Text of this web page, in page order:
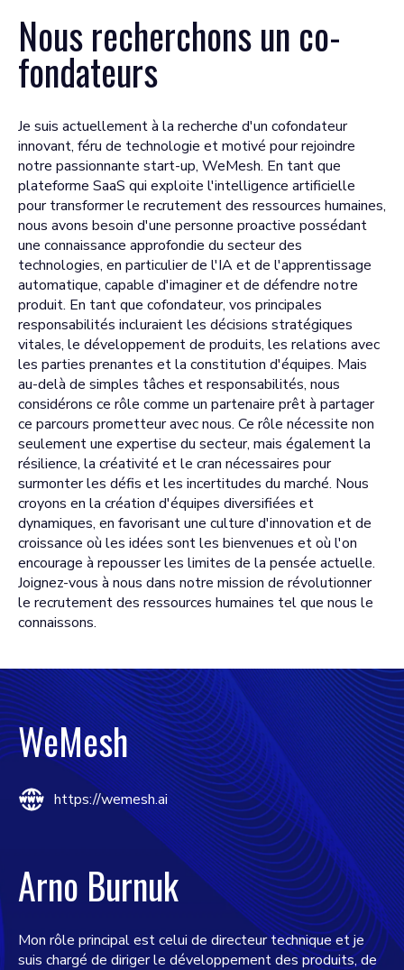
Nous recherchons un co-
fondateurs
Je suis actuellement à la recherche d'un cofondateur
innovant, féru de technologie et motivé pour rejoindre
notre passionnante start-up, WeMesh. En tant que
plateforme SaaS qui exploite l'intelligence artificielle
pour transformer le recrutement des ressources humaines,
nous avons besoin d'une personne proactive possédant
une connaissance approfondie du secteur des
technologies, en particulier de l'IA et de l'apprentissage
automatique, capable d'imaginer et de défendre notre
produit. En tant que cofondateur, vos principales
responsabilités incluraient les décisions stratégiques
vitales, le développement de produits, les relations avec
les parties prenantes et la constitution d'équipes. Mais
au-delà de simples tâches et responsabilités, nous
considérons ce rôle comme un partenaire prêt à partager
ce parcours prometteur avec nous. Ce rôle nécessite non
seulement une expertise du secteur, mais également la
résilience, la créativité et le cran nécessaires pour
surmonter les défis et les incertitudes du marché. Nous
croyons en la création d'équipes diversifiées et
dynamiques, en favorisant une culture d'innovation et de
croissance où les idées sont les bienvenues et où l'on
encourage à repousser les limites de la pensée actuelle.
Joignez-vous à nous dans notre mission de révolutionner
le recrutement des ressources humaines tel que nous le
connaissons.
WeMesh
https://wemesh.ai
Arno Burnuk
Mon rôle principal est celui de directeur technique et je
suis chargé de diriger le développement des produits, de